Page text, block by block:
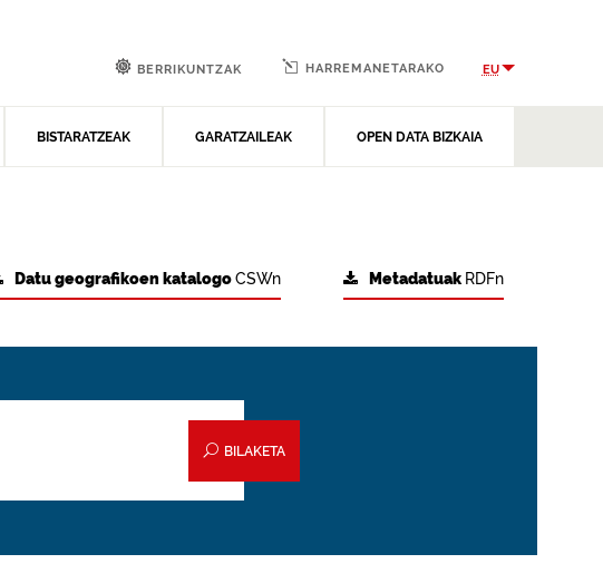
BISTARATZEAK GARATZAILEAK OPEN DATA BIZKAIA
BERRIKUNTZAK HARREMANETARAKO EU
Metadatuak RDFn
Datu geografikoen katalogoCSWn
BILAKETA